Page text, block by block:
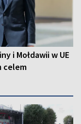
i Mołdawii w UE
celem